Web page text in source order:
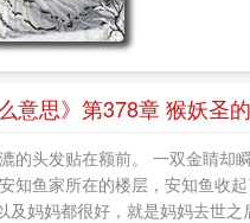
意思》第378章 猴妖圣
的头发贴在额前。 一双金睛却
知鱼家所在的楼层，安知鱼收
及妈妈都很好，就是妈妈去世